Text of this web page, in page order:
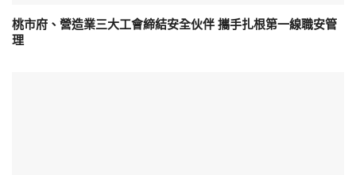
桃市府、營造業三大工會締結安全伙伴 攜手扎根第一線職安管
理